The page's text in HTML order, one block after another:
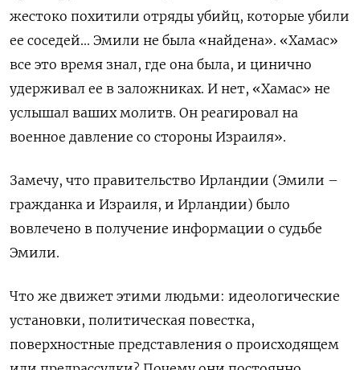
жестоко похитили отряды убийц, которые убили
ее соседей... Эмили не была «найдена». «Хамас»
все это время знал, где она была, и цинично
удерживал ее в заложниках. И нет, «Хамас» не
услышал ваших молитв. Он реагировал на
военное давление со стороны Израиля».
Замечу, что правительство Ирландии (Эмили –
гражданка и Израиля, и Ирландии) было
вовлечено в получение информации о судьбе
Эмили.
Что же движет этими людьми: идеологические
установки, политическая повестка,
поверхностные представления о происходящем